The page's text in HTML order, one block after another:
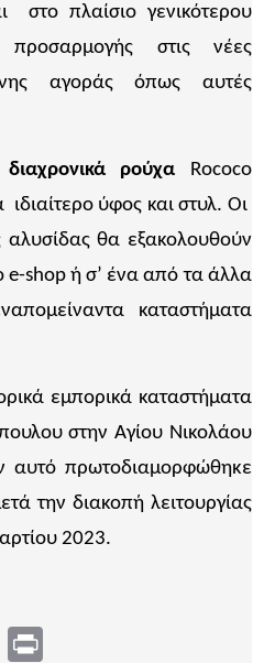
στο πλαίσιο γενικότερου
προσαρμογής στις νέες
αγοράς όπως αυτές
ρούχα Rococo
ιδιαίτερο ύφος και στυλ. Οι
αλυσίδας θα εξακολουθούν
e-shop ή σ’ ένα από τα άλλα
καταστήματα
εμπορικά καταστήματα
στην Αγίου Νικολάου
αυτό πρωτοδιαμορφώθηκε
την διακοπή λειτουργίας
2023.
Copy